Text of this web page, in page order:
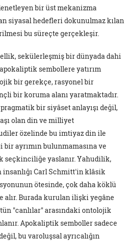
bir üst mekanizma
siyasal hedefleri dokunulmaz kılan
bu süreçte gerçekleşir.
sekülerleşmiş bir dünyada dahi
sembollere yatırım
bir gerekçe, rasyonel bir
bir koruma alanı yaratmaktadır.
bir siyâset anlayışı değil,
olan din ve milliyet
özelinde bu imtiyaz din ile
ayrımın bulunmamasına ve
seçkinciliğe yaslanır. Yahudilik,
insanlığı Carl Schmitt'in klâsik
ötesinde, çok daha köklü
alır. Burada kurulan ilişki yegâne
"canlılar" arasındaki ontolojik
Apokaliptik semboller sadece
bu varoluşsal ayrıcalığın